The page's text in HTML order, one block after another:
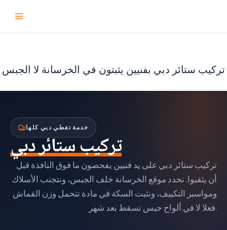
تركيب ستائر دبي بفنيين يثبتون في الخرسانة لا الجبس
خدمة تغطي دبي كلها
تركيب ستائر دبي
تركيب ستائر دبي على يد فنيين يفحصون ما فوق النافذة قبل
أن يثقبوا. نحدد موقع الخرسانة خلف الجبس، ونتجنب الأسلاك
ومواسير التكييف، ونثبت السكة في مادة تتحمل وزن القماش
فعلا لا في ألواح جبس تسقط بعد شهر.